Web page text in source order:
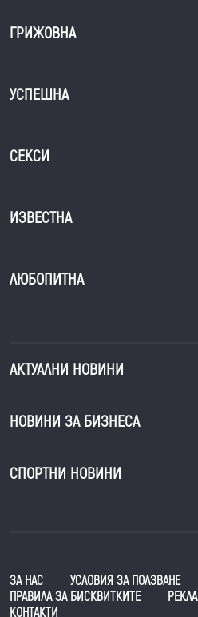
ГРИЖОВНА
УСПЕШНА
СЕКСИ
ИЗВЕСТНА
ЛЮБОПИТНА
АКТУАЛНИ НОВИНИ
НОВИНИ ЗА БИЗНЕСА
СПОРТНИ НОВИНИ
ЗА НАС
УСЛОВИЯ ЗА ПОЛЗВАНЕ
ПРАВИЛА ЗА БИСКВИТКИТЕ
КОНТАКТИ